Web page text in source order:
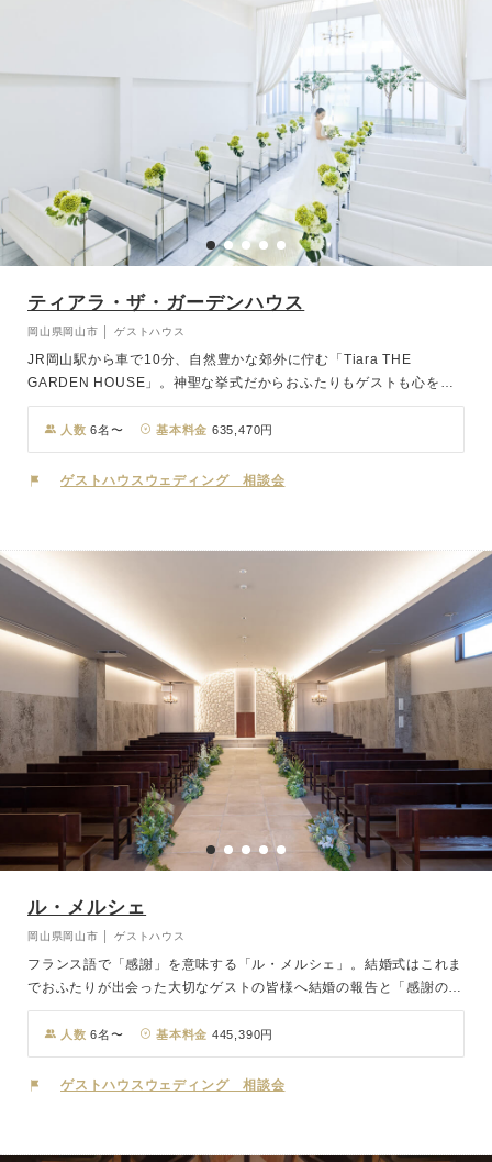
ティアラ・ザ・ガーデンハウス
岡山県岡山市 │ ゲストハウス
JR岡山駅から車で10分、自然豊かな郊外に佇む「Tiara THE
GARDEN HOUSE」。神聖な挙式だからおふたりもゲストも心をま
っさらにして臨んでほしい。そんな思いを込めてチャペルは余分な装
飾を一切なくし、できるだけ自然光を生かせるピュアホワイトで統
一。純白の空間で誓った永遠。ふりそそぐ光がおふたりの歩む道をま
っすぐに示してくれます。会食は自然光が差し込む明るいメインホー
緑あふれるガーデンでスナップタイムやおしゃべりを楽しんだり、デ
ザートタイムはガーデンでリラックスという演出も素敵です。
人数 6名〜 基本料金 635,470円
ゲストハウスウェディング 相談会
ル・メルシェ
岡山県岡山市 │ ゲストハウス
フランス語で「感謝」を意味する「ル・メルシェ」。結婚式はこれま
でおふたりが出会った大切なゲストの皆様へ結婚の報告と「感謝の気
持ち」をお伝えする日。おふたりが育った背景、大切なゲストのこ
と、これから一生共に歩むパートナーへの想い。おふたりのことをじ
っくりとお伺いし、カタチにしていく結婚式を私たちは打ち合わせか
ら当日まで一貫したスタッフ体制でサポートさせていただいておりま
人数 6名〜 基本料金 445,390円
ゲストハウスウェディング 相談会